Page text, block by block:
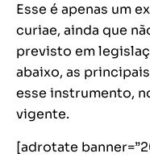
Esse é apenas um
curiae, ainda que
previsto em
abaixo, as
esse instrumento,
vigente.
[adrotate